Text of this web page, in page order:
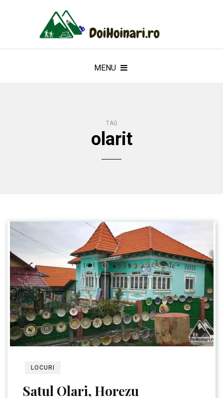
MENU
TAG
olarit
LOCURI
Satul Olari, Horezu